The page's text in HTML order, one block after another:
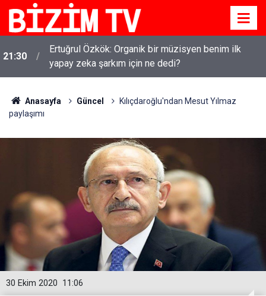
21:30
Ertuğrul Özkök: Organik bir müzisyen benim ilk
yapay zeka şarkım için ne dedi?
Anasayfa Güncel
Kılıçdaroğlu'ndan Mesut Yılmaz
paylaşımı
11:06
30 Ekim 2020